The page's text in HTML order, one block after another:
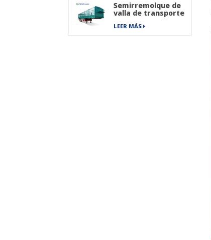
Semirremolque de
valla de transporte
de mercancías
LEER MÁS